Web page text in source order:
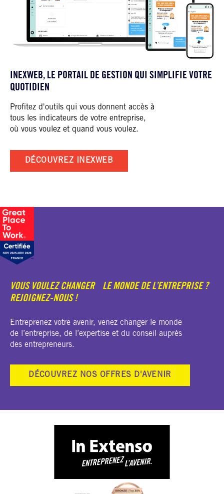
INEXWEB, LE PORTAIL DE GESTION QUI SIMPLIFIE VOTRE
QUOTIDIEN
Profitez d'outils qui vous donnent accès à
tous les indicateurs de votre entreprise,
où vous voulez et quand vous voulez.
DÉCOUVREZ INEXWEB
VOUS VOULEZ CHANGER LE MONDE DE L’ENTREPRISE ?
REJOIGNEZ-NOUS !
Entreprenez votre avenir, venez changer le monde
de l’entreprise, de l’expertise et du conseil auprès
des entrepreneurs.
DÉCOUVREZ NOS OFFRES D'AVENIR